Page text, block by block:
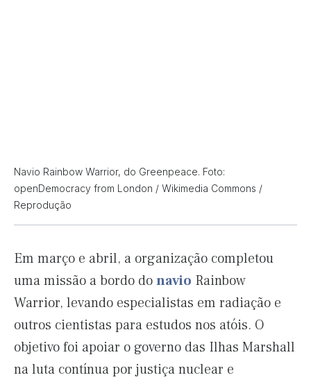
Navio Rainbow Warrior, do Greenpeace. Foto:
openDemocracy from London / Wikimedia Commons /
Reprodução
Em março e abril, a organização completou
uma missão a bordo donavio Rainbow
Warrior, levando especialistas em radiação e
outros cientistas para estudos nos atóis. O
objetivo foi apoiar o governo das Ilhas Marshall
na luta contínua por justiça nuclear e